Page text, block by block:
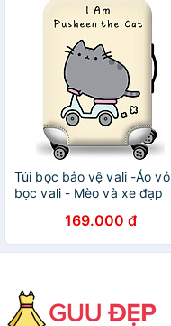
Túi bọc bảo vệ vali -Áo vỏ
bọc vali - Mèo và xe đạp
169.000 đ